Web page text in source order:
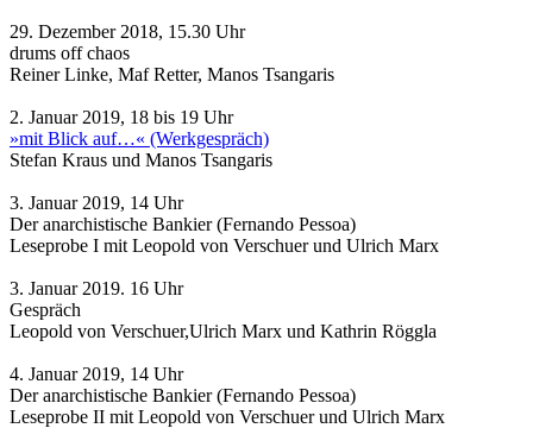
29. Dezember 2018, 15.30 Uhr
drums off chaos
Reiner Linke, Maf Retter, Manos Tsangaris
2. Januar 2019, 18 bis 19 Uhr
»mit Blick auf…« (Werkgespräch)
Stefan Kraus und Manos Tsangaris
3. Januar 2019, 14 Uhr
Der anarchistische Bankier (Fernando Pessoa)
Leseprobe I mit Leopold von Verschuer und Ulrich Marx
3. Januar 2019. 16 Uhr
Gespräch
Leopold von Verschuer,Ulrich Marx und Kathrin Röggla
4. Januar 2019, 14 Uhr
Der anarchistische Bankier (Fernando Pessoa)
Leseprobe II mit Leopold von Verschuer und Ulrich Marx